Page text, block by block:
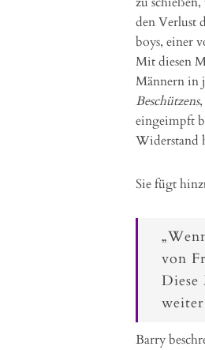
den Verlust
boys, einer
Mit diesen
Männern in
Beschützens
eingeimpft
Widerstand
Sie fügt
von
Diese
Barry